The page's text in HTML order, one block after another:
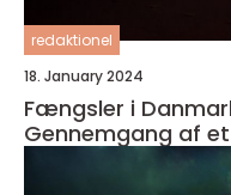
redaktionel
18. January 2024
Fængsler i
Gennemgang af